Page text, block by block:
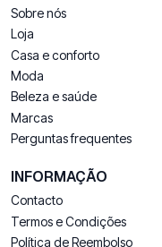
Sobre nós
Loja
Casa e conforto
Moda
Beleza e saúde
Marcas
Perguntas frequentes
INFORMAÇÃO
Contacto
Termos e Condições
Política de Reembolso